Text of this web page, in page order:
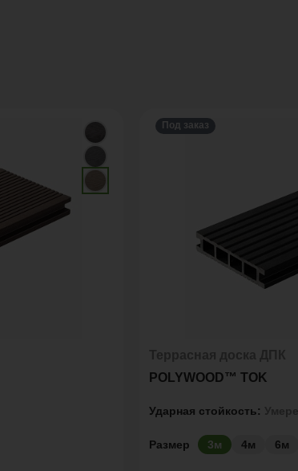
Под заказ
POLYWOOD™ TOK
Ударная стойкость:
Размер 3м 4м 6м